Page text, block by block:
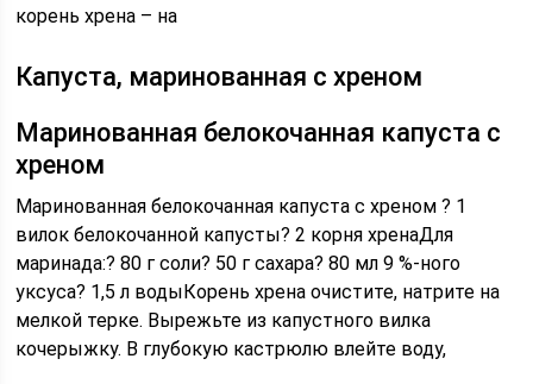
корень хрена – на
Капуста, маринованная с хреном
Маринованная белокочанная капуста с
хреном
Маринованная белокочанная капуста с хреном ? 1
вилок белокочанной капусты? 2 корня хренаДля
маринада:? 80 г соли? 50 г сахара? 80 мл 9 %-ного
уксуса? 1,5 л водыКорень хрена очистите, натрите на
мелкой терке. Вырежьте из капустного вилка
кочерыжку. В глубокую кастрюлю влейте воду,